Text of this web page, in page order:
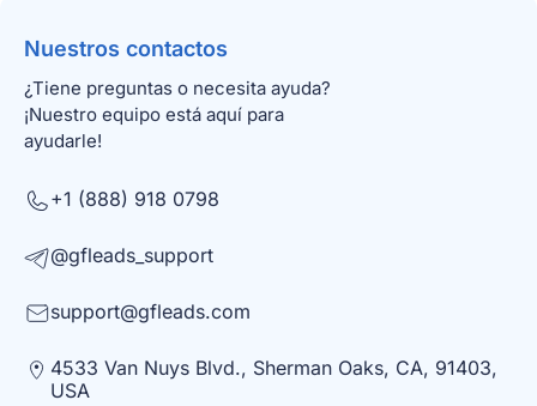
Nuestros contactos
¿Tiene preguntas o necesita ayuda?
¡Nuestro equipo está aquí para
ayudarle!
+1 (888) 918 0798
@gfleads_support
support@gfleads.com
4533 Van Nuys Blvd., Sherman Oaks, CA, 91403,
USA